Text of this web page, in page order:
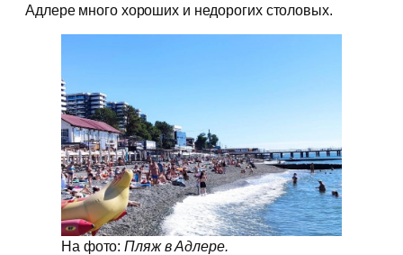
Адлере много хороших и недорогих столовых.
На фото:Пляж в Адлере.